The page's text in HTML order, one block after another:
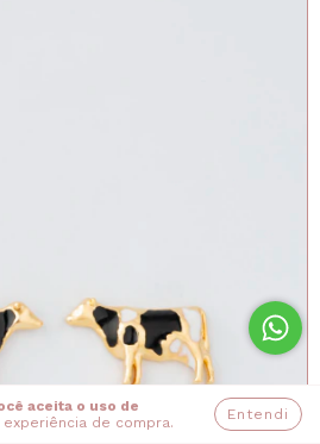
aceita o uso de
experiência de compra. Entendi